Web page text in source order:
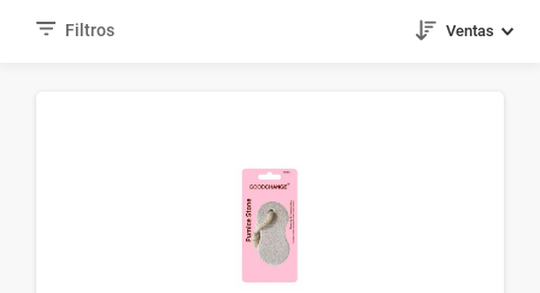
Ventas